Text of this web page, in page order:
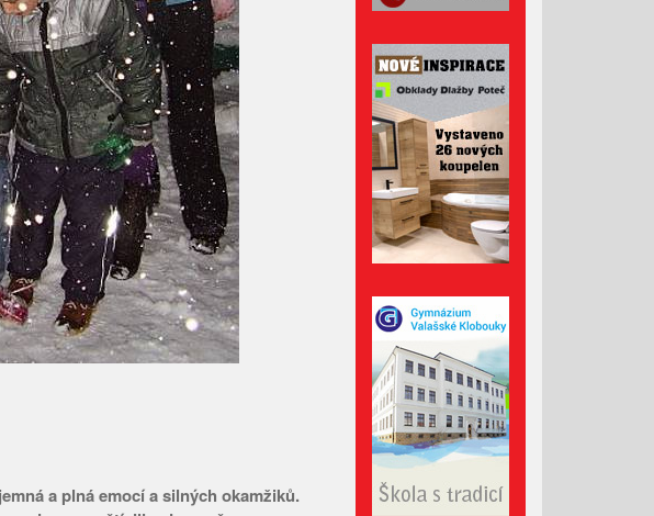
Červenec 2024
Červen 2024
Květen 2024
Duben 2024
Březen 2024
Únor 2024
Leden 2024
Listopad 2023
Říjen 2023
Září 2023
Srpen 2023
Červenec 2023
Květen 2023
a plná emocí a silných okamžiků.